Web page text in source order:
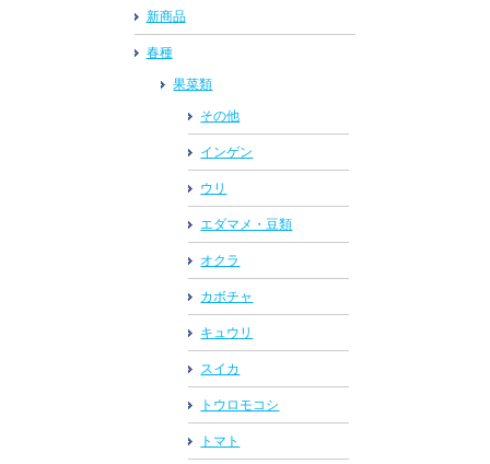
新商品
春種
果菜類
その他
インゲン
ウリ
エダマメ・豆類
オクラ
カボチャ
キュウリ
スイカ
トウロモコシ
トマト